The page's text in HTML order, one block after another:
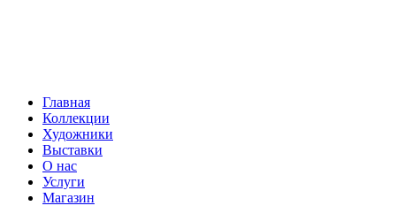
Главная
Коллекции
Художники
Выставки
О нас
Услуги
Магазин